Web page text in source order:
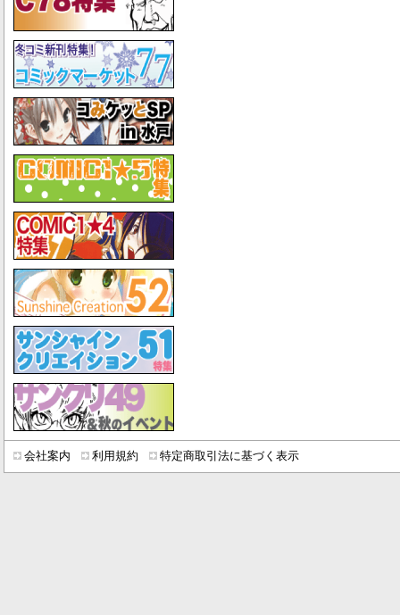
会社案内 利用規約 特定商取引法に基づく表示